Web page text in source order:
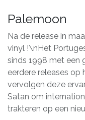
Palemoon
Na de release in
vinyl !\nHet
sinds 1998 met een
eerdere releases op
vervolgen deze
Satan om
trakteren op een